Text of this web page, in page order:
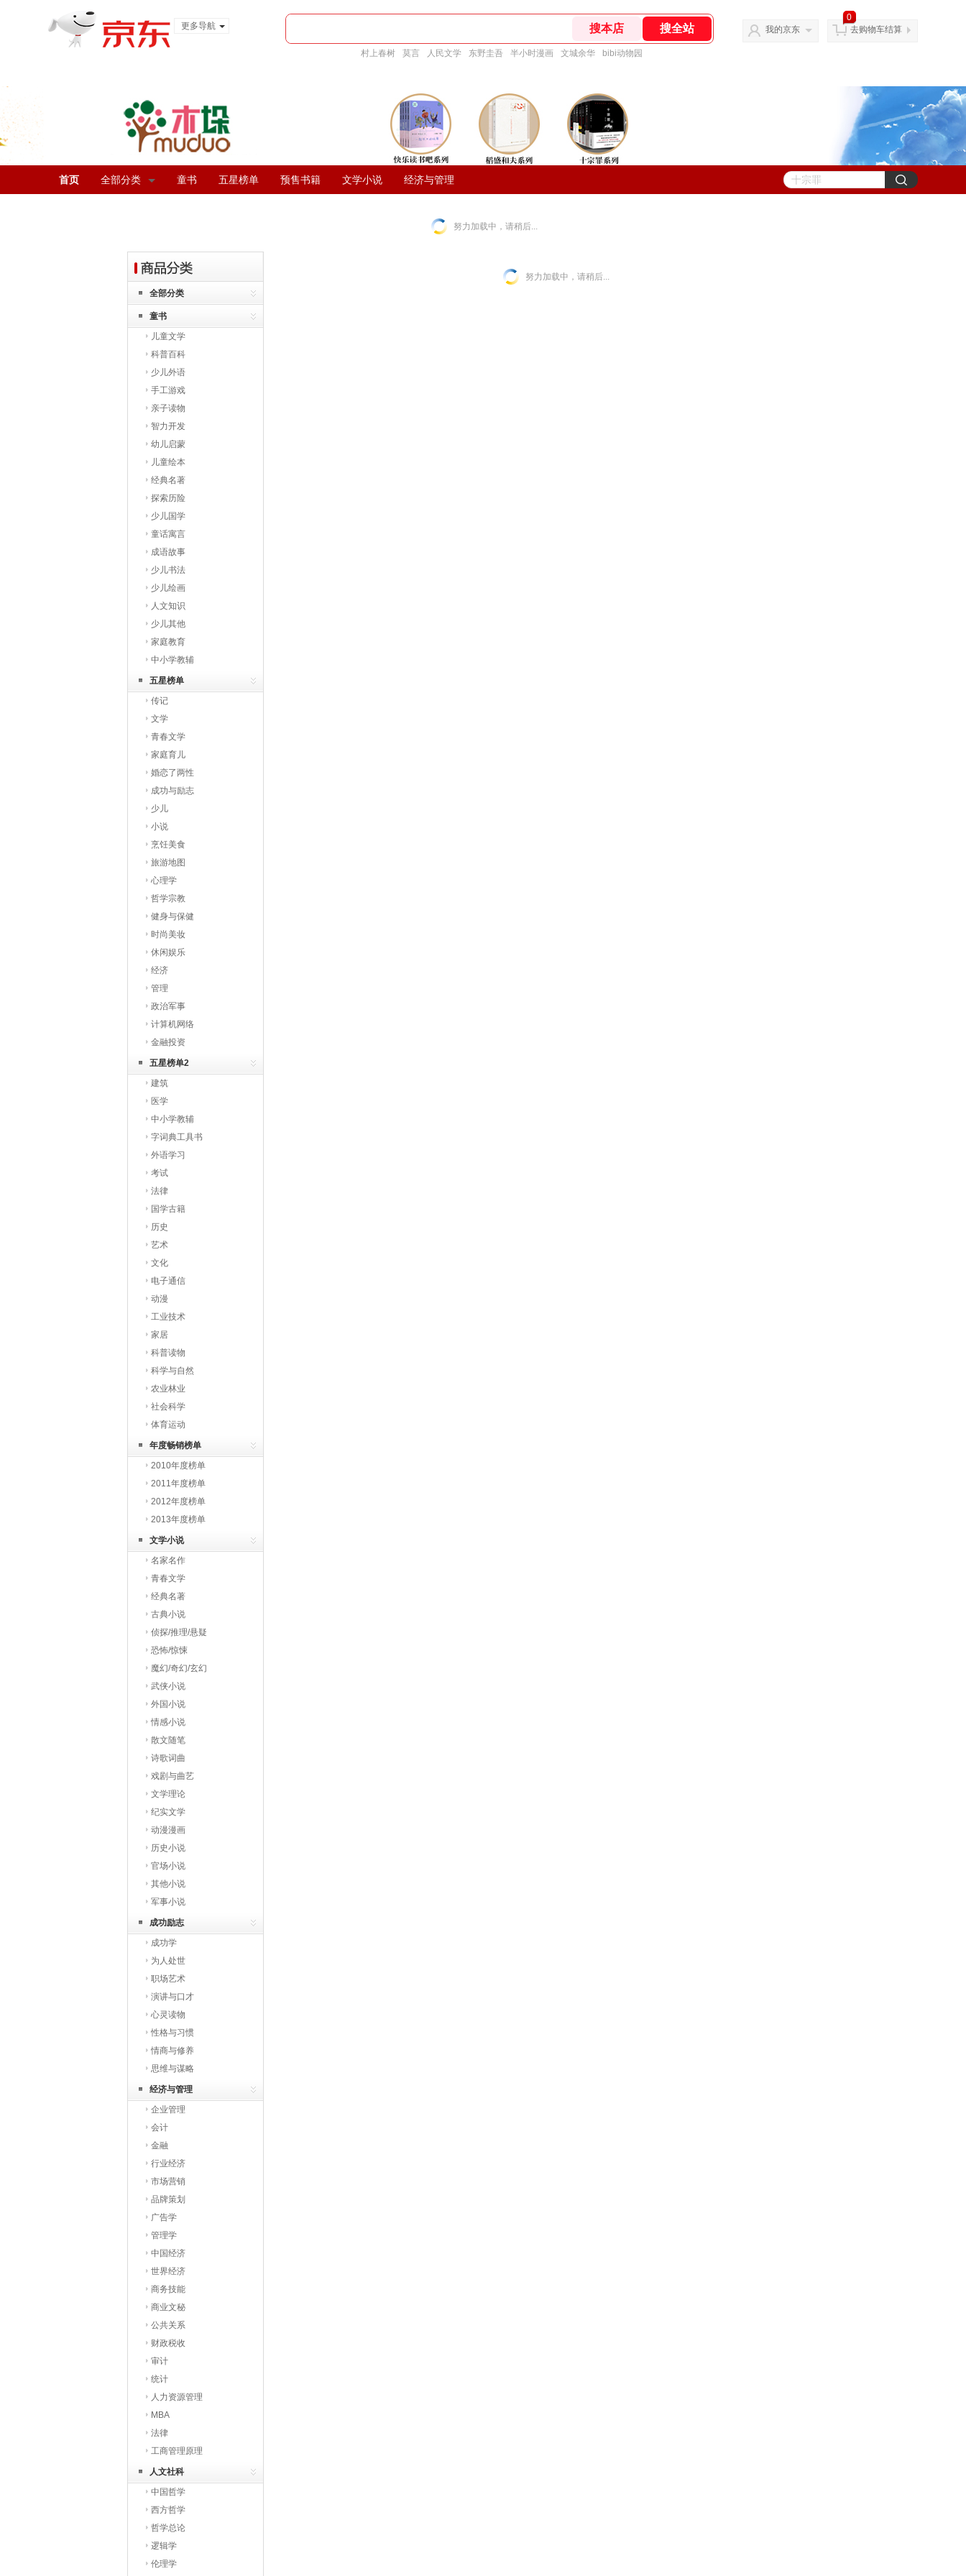
更多导航
村上春树 莫言 人民文学 东野圭吾 半小时漫画 文城余华 bibi动物园
我的京东
0
去购物车结算
首页 全部分类 童书 五星榜单 预售书籍 文学小说 经济与管理
努力加载中，请稍后...
全部分类
童书
儿童文学
科普百科
少儿外语
手工游戏
亲子读物
智力开发
幼儿启蒙
儿童绘本
经典名著
探索历险
少儿国学
童话寓言
成语故事
少儿书法
少儿绘画
人文知识
少儿其他
家庭教育
中小学教辅
五星榜单
传记
文学
青春文学
家庭育儿
婚恋了两性
成功与励志
少儿
小说
烹饪美食
旅游地图
心理学
哲学宗教
健身与保健
时尚美妆
休闲娱乐
经济
管理
政治军事
计算机网络
金融投资
五星榜单2
建筑
医学
中小学教辅
字词典工具书
外语学习
考试
法律
国学古籍
历史
艺术
文化
电子通信
动漫
工业技术
家居
科普读物
科学与自然
农业林业
社会科学
体育运动
年度畅销榜单
2010年度榜单
2011年度榜单
2012年度榜单
2013年度榜单
文学小说
名家名作
青春文学
经典名著
古典小说
侦探/推理/悬疑
恐怖/惊悚
魔幻/奇幻/玄幻
武侠小说
外国小说
情感小说
散文随笔
诗歌词曲
戏剧与曲艺
文学理论
纪实文学
动漫漫画
历史小说
官场小说
其他小说
军事小说
成功励志
成功学
为人处世
职场艺术
演讲与口才
心灵读物
性格与习惯
情商与修养
思维与谋略
经济与管理
企业管理
会计
金融
行业经济
市场营销
品牌策划
广告学
管理学
中国经济
世界经济
商务技能
商业文秘
公共关系
财政税收
审计
统计
人力资源管理
MBA
法律
工商管理原理
人文社科
中国哲学
西方哲学
哲学总论
逻辑学
伦理学
努力加载中，请稍后...